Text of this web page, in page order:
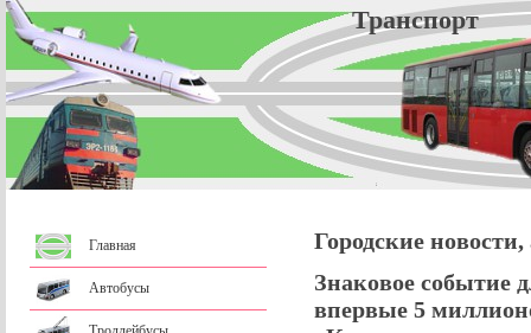
Главная
Автобусы
Городские
Знаковое событие
впервые 5